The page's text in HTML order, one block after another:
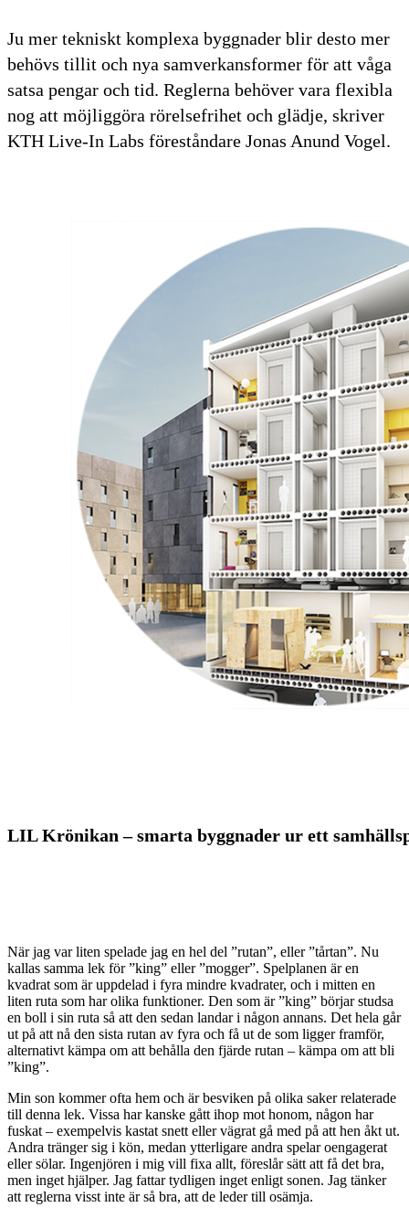
Ju mer tekniskt komplexa byggnader blir desto mer
behövs tillit och nya samverkansformer för att våga
satsa pengar och tid. Reglerna behöver vara flexibla
nog att möjliggöra rörelsefrihet och glädje, skriver
KTH Live-In Labs föreståndare Jonas Anund Vogel.
LIL Krönikan – smarta byggnader ur ett
När jag var liten spelade jag en hel del ”rutan”, eller ”tårtan”. Nu
kallas samma lek för ”king” eller ”mogger”. Spelplanen är en
kvadrat som är uppdelad i fyra mindre kvadrater, och i mitten en
liten ruta som har olika funktioner. Den som är ”king” börjar studsa
en boll i sin ruta så att den sedan landar i någon annans. Det hela går
ut på att nå den sista rutan av fyra och få ut de som ligger framför,
alternativt kämpa om att behålla den fjärde rutan – kämpa om att bli
”king”.
Min son kommer ofta hem och är besviken på olika saker relaterade
till denna lek. Vissa har kanske gått ihop mot honom, någon har
fuskat – exempelvis kastat snett eller vägrat gå med på att hen åkt ut.
Andra tränger sig i kön, medan ytterligare andra spelar oengagerat
eller sölar. Ingenjören i mig vill fixa allt, föreslår sätt att få det bra,
men inget hjälper. Jag fattar tydligen inget enligt sonen. Jag tänker
att reglerna visst inte är så bra, att de leder till osämja.